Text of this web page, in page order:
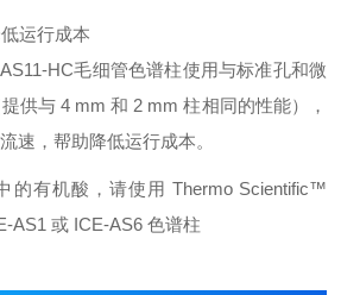
运行成本
HC毛细管色谱柱使用与标准孔和微
供与 4 mm 和 2 mm 柱相同的性能），
速，帮助降低运行成本。
的有机酸，请使用 Thermo Scientific™
或 ICE-AS6 色谱柱